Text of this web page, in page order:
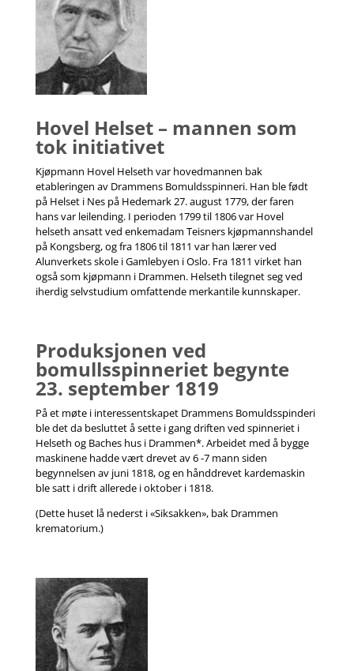
Hovel Helset – mannen som
tok initiativet
Kjøpmann Hovel Helseth var hovedmannen bak
etableringen av Drammens Bomuldsspinneri. Han ble født
på Helset i Nes på Hedemark 27. august 1779, der faren
hans var leilending. I perioden 1799 til 1806 var Hovel
helseth ansatt ved enkemadam Teisners kjøpmannshandel
på Kongsberg, og fra 1806 til 1811 var han lærer ved
Alunverkets skole i Gamlebyen i Oslo. Fra 1811 virket han
også som kjøpmann i Drammen. Helseth tilegnet seg ved
iherdig selvstudium omfattende merkantile kunnskaper.
Produksjonen ved
bomullsspinneriet begynte
23. september 1819
På et møte i interessentskapet Drammens Bomuldsspinderi
ble det da besluttet å sette i gang driften ved spinneriet i
Helseth og Baches hus i Drammen*. Arbeidet med å bygge
maskinene hadde vært drevet av 6 -7 mann siden
begynnelsen av juni 1818, og en hånddrevet kardemaskin
ble satt i drift allerede i oktober i 1818.
(Dette huset lå nederst i «Siksakken», bak Drammen
krematorium.)